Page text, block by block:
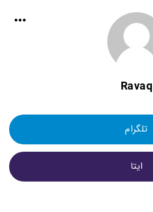
Ravaq
تلگرام
ایتا